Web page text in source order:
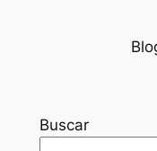
Buscar